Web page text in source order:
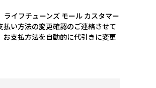
イフチューンズ モール カスタマー
い方法の変更確認のご連絡させて
支払方法を自動的に代引きに変更